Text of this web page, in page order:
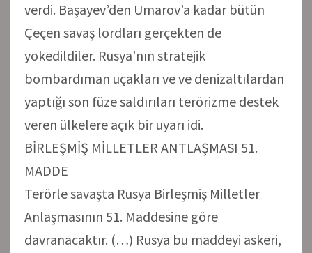
verdi. Başayev’den Umarov’a kadar bütün
Çeçen savaş lordları gerçekten de
yokedildiler. Rusya’nın stratejik
bombardıman uçakları ve ve denizaltılardan
yaptığı son füze saldırıları terörizme destek
veren ülkelere açık bir uyarı idi.
BİRLEŞMİŞ MİLLETLER ANTLAŞMASI 51.
MADDE
Terörle savaşta Rusya Birleşmiş Milletler
Anlaşmasının 51. Maddesine göre
davranacaktır. (…) Rusya bu maddeyi askeri,